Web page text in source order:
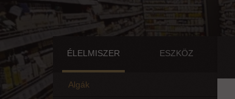
ÉLELMISZER ESZKÖZ
Algák